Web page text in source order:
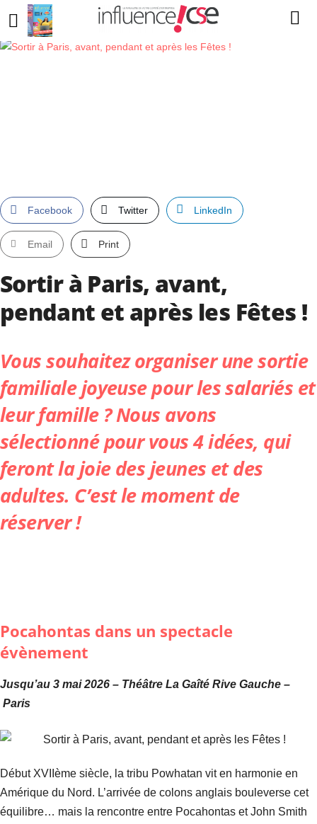
Facebook Twitter LinkedIn
Email Print
Sortir à Paris, avant,
pendant et après les Fêtes !
Vous souhaitez organiser une sortie
familiale joyeuse pour les salariés et
leur famille ? Nous avons
sélectionné pour vous 4 idées, qui
feront la joie des jeunes et des
adultes. C’est le moment de
réserver !
Pocahontas dans un spectacle
évènement
Jusqu’au 3 mai 2026 – Théâtre La Gaîté Rive Gauche –
Paris
Début XVIIème siècle, la tribu Powhatan vit en harmonie en
Amérique du Nord. L’arrivée de colons anglais bouleverse cet
équilibre… mais la rencontre entre Pocahontas et John Smith